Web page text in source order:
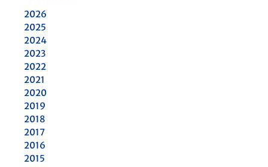
2026
2025
2024
2023
2022
2021
2020
2019
2018
2017
2016
2015